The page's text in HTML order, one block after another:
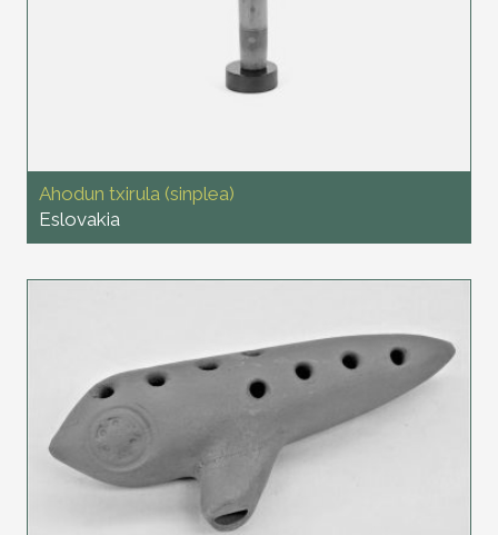
Ahodun txirula (sinplea)
Eslovakia